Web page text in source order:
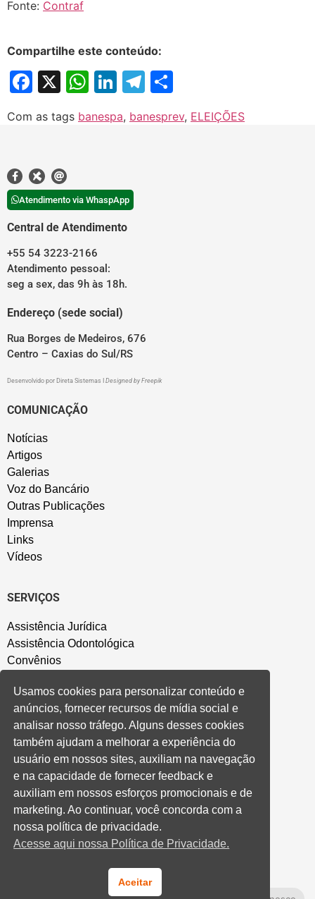
Fonte: Contraf
Compartilhe este conteúdo:
Facebook
X WhatsApp
LinkedIn
Telegram
Com as tags banespa, banesprev, ELEIÇÕES
Atendimento via WhaspApp
Central de Atendimento
+55 54 3223-2166
Atendimento pessoal:
seg a sex, das 9h às 18h.
Endereço (sede social)
Rua Borges de Medeiros, 676
Centro – Caxias do Sul/RS
Desenvolvido por Direta Sistemas Designed by Freepik
COMUNICAÇÃO
Notícias
Artigos
Galerias
Voz do Bancário
Outras Publicações
Imprensa
Links
Vídeos
SERVIÇOS
Assistência Jurídica
Assistência Odontológica
Convênios
Salão de Festa
Política de Privacidade
CONVENÇÃO COLETIVA E ACORDOS
Convenções Coletivas
Banco do Brasil
Caixa Econômica Federal
Banrisul
Privados
Cooperativas e Financeiras
Usamos cookies para personalizar conteúdo e
anúncios, fornecer recursos de mídia social e
analisar nosso tráfego. Alguns desses cookies
também ajudam a melhorar a experiência do
usuário em nossos sites, auxiliam na navegação
e na capacidade de fornecer feedback e
auxiliam em nossos esforços promocionais e de
marketing. Ao continuar, você concorda com a
nossa política de privacidade.
Acesse aqui nossa Política de Privacidade.
Aceitar